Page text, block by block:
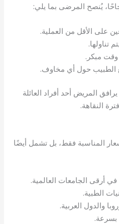
يُنصح المرضى بما يلي:
على الأقل من العملية.
تناولها.
وقت مبكر.
الطبيب حول أي مخاوف.
المريض أحد أفراد العائلة
النقاهة.
المناسبة فقط، بل تشمل أيضًا
في أرقى الجامعات العالمية.
الطبية.
والدول العربية.
بسرعة.